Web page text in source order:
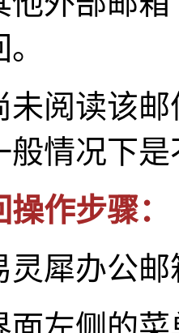
读该邮
般情况下
作步骤：
办公邮